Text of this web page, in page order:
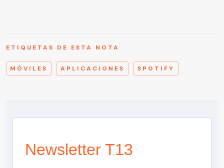
ETIQUETAS DE ESTA NOTA
MÓVILES APLICACIONES SPOTIFY
Newsletter T13